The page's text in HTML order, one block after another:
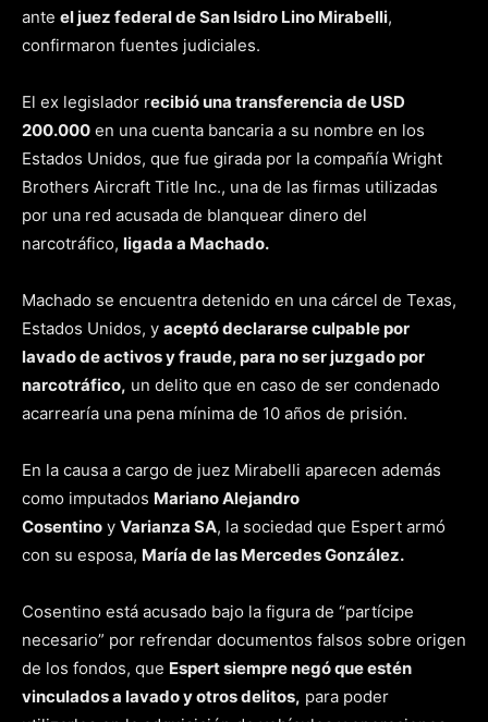
ante el juez federal de San Isidro Lino Mirabelli,
confirmaron fuentes judiciales.
El ex legislador recibió una transferencia de USD
200.000 en una cuenta bancaria a su nombre en los
Estados Unidos, que fue girada por la compañía Wright
Brothers Aircraft Title Inc., una de las firmas utilizadas
por una red acusada de blanquear dinero del
narcotráfico, ligada a Machado.
Machado se encuentra detenido en una cárcel de Texas,
Estados Unidos, y aceptó declararse culpable por
lavado de activos y fraude, para no ser juzgado por
narcotráfico, un delito que en caso de ser condenado
acarrearía una pena mínima de 10 años de prisión.
En la causa a cargo de juez Mirabelli aparecen además
como imputados Mariano Alejandro
Cosentino y Varianza SA, la sociedad que Espert armó
con su esposa, María de las Mercedes González.
Cosentino está acusado bajo la figura de “partícipe
necesario” por refrendar documentos falsos sobre origen
de los fondos, que Espert siempre negó que estén
vinculados a lavado y otros delitos, para poder